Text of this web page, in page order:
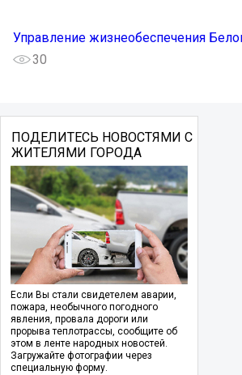
Управление жизнеобеспечения
30
ПОДЕЛИТЕСЬ НОВОСТЯМИ С
ЖИТЕЛЯМИ ГОРОДА
Если Вы стали свидетелем аварии,
пожара, необычного погодного
явления, провала дороги или
прорыва теплотрассы, сообщите об
этом в ленте народных новостей.
Загружайте фотографии через
специальную форму.